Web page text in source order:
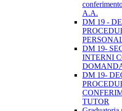
A.A.
DM 19 -
DM 19-
INTERNI
DM 19-
TUTOR